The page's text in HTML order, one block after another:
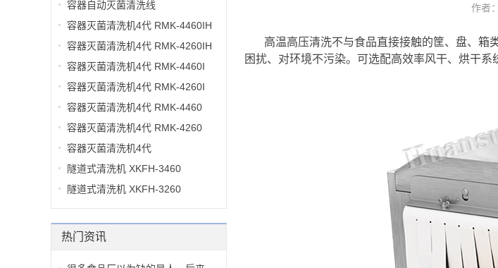
作者
高温高压清洗不与食品直接接触的筐、盘、箱
困扰、对环境不污染。可选配高效率风干、烘干
容器自动灭菌清洗线
容器灭菌清洗机4代 RMK-4460IH
容器灭菌清洗机4代 RMK-4260IH
容器灭菌清洗机4代 RMK-4460I
容器灭菌清洗机4代 RMK-4260I
容器灭菌清洗机4代 RMK-4460
容器灭菌清洗机4代 RMK-4260
容器灭菌清洗机4代
隧道式清洗机 XKFH-3460
隧道式清洗机 XKFH-3260
热门资讯